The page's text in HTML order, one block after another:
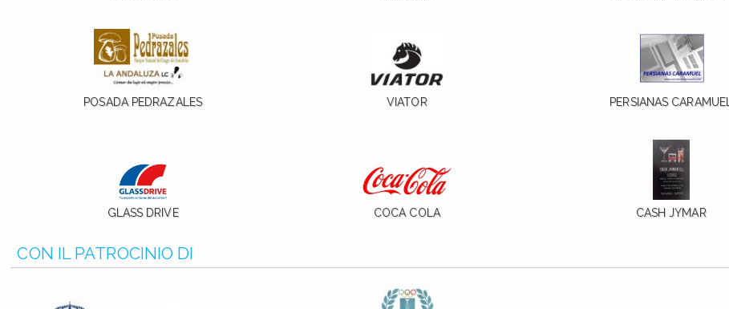
POSADA PEDRAZALES VIATOR PERSIANAS CARAMUEL
GLASS DRIVE COCA COLA CASH JYMAR
CON IL PATROCINIO DI